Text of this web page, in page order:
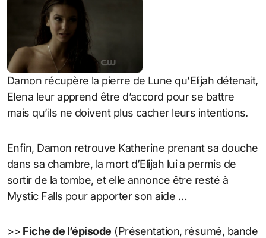
Damon récupère la pierre de Lune qu’Elijah détenait,
Elena leur apprend être d’accord pour se battre
mais qu’ils ne doivent plus cacher leurs intentions.
Enfin, Damon retrouve Katherine prenant sa douche
dans sa chambre, la mort d’Elijah lui a permis de
sortir de la tombe, et elle annonce être resté à
Mystic Falls pour apporter son aide …
>> Fiche de l’épisode (Présentation, résumé, bande